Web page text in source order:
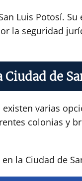
Luis Potosí.
la seguridad
de
varias
colonias y
la Ciudad de